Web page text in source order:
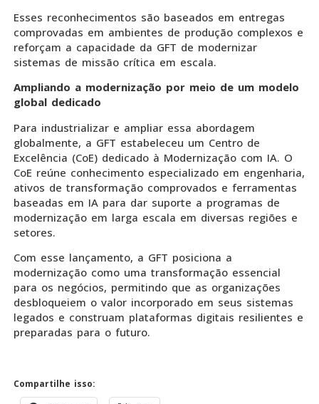
Esses reconhecimentos são baseados em entregas
comprovadas em ambientes de produção complexos e
reforçam a capacidade da GFT de modernizar
sistemas de missão crítica em escala.
Ampliando a modernização por meio de um modelo
global dedicado
Para industrializar e ampliar essa abordagem
globalmente, a GFT estabeleceu um Centro de
Excelência (CoE) dedicado à Modernização com IA. O
CoE reúne conhecimento especializado em engenharia,
ativos de transformação comprovados e ferramentas
baseadas em IA para dar suporte a programas de
modernização em larga escala em diversas regiões e
setores.
Com esse lançamento, a GFT posiciona a
modernização como uma transformação essencial
para os negócios, permitindo que as organizações
desbloqueiem o valor incorporado em seus sistemas
legados e construam plataformas digitais resilientes e
preparadas para o futuro.
Compartilhe isso: